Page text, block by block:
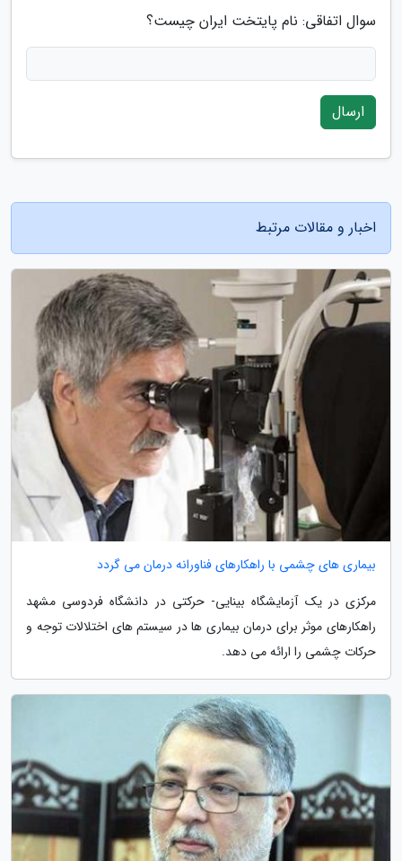
سوال اتفاقی: نام پایتخت ایران چیست؟
ارسال
اخبار و مقالات مرتبط
بیماری های چشمی با راهکارهای فناورانه درمان می گردد
مرکزی در یک آزمایشگاه بینایی- حرکتی در دانشگاه فردوسی مشهد
راهکارهای موثر برای درمان بیماری ها در سیستم های اختلالات توجه و
حرکات چشمی را ارائه می دهد.